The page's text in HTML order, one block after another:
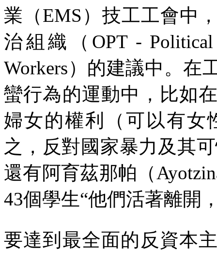
業（EMS ）技工工會中
治組織（ OPT -
Workers）的建議中。在
蠻行為的運動中，比如
婦女的權利（可以有女
之，反對國家暴力及其
還有阿育茲那帕（
43個學生“他們活著離開
要達到最全面的反資本